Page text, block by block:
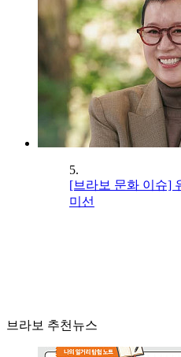
5.
[브라보 문화 이슈]
미선
브라보 추천뉴스